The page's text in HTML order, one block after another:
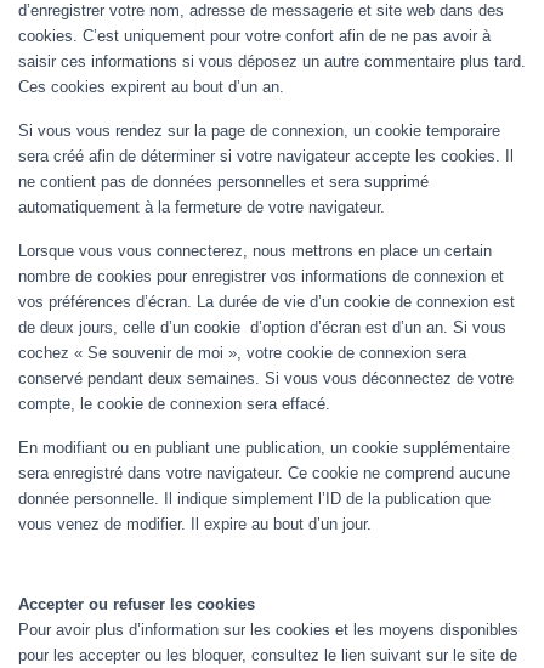
d’enregistrer votre nom, adresse de messagerie et site web dans des
cookies. C’est uniquement pour votre confort afin de ne pas avoir à
saisir ces informations si vous déposez un autre commentaire plus tard.
Ces cookies expirent au bout d’un an.
Si vous vous rendez sur la page de connexion, un cookie temporaire
sera créé afin de déterminer si votre navigateur accepte les cookies. Il
ne contient pas de données personnelles et sera supprimé
automatiquement à la fermeture de votre navigateur.
Lorsque vous vous connecterez, nous mettrons en place un certain
nombre de cookies pour enregistrer vos informations de connexion et
vos préférences d’écran. La durée de vie d’un cookie de connexion est
de deux jours, celle d’un cookie d’option d’écran est d’un an. Si vous
cochez « Se souvenir de moi », votre cookie de connexion sera
conservé pendant deux semaines. Si vous vous déconnectez de votre
compte, le cookie de connexion sera effacé.
En modifiant ou en publiant une publication, un cookie supplémentaire
sera enregistré dans votre navigateur. Ce cookie ne comprend aucune
donnée personnelle. Il indique simplement l’ID de la publication que
vous venez de modifier. Il expire au bout d’un jour.
Accepter ou refuser les cookies
Pour avoir plus d’information sur les cookies et les moyens disponibles
pour les accepter ou les bloquer, consultez le lien suivant sur le site de